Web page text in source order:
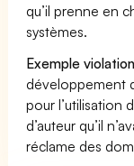
qu’il prenne en
systèmes.
Exemple
développement
pour l’utilisation
d’auteur qu’il
réclame des